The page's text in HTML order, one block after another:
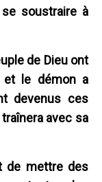
soustraire à
de Dieu ont
et le démon a
devenus ces
avec sa
de mettre des